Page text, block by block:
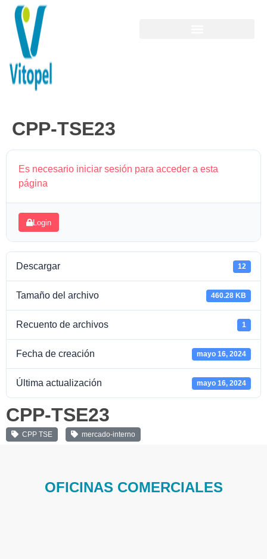
CPP-TSE23
Es necesario iniciar sesión para acceder a esta
página
Login
Descargar 12
Tamaño del archivo 460.28 KB
Recuento de archivos 1
Fecha de creación mayo 16, 2024
Última actualización mayo 16, 2024
CPP-TSE23
CPP TSE mercado-interno
OFICINAS COMERCIALES